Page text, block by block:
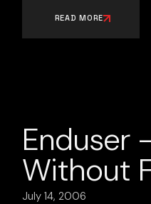
READ MORE
Enduser
Without
July 14, 2006